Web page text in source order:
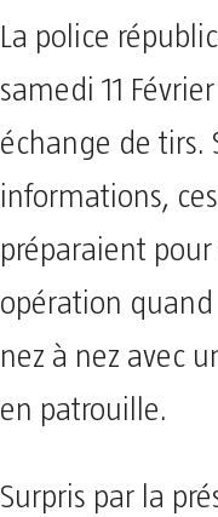
La police
samedi 11
échange de tirs.
informations,
préparaient
opération quand
nez à nez avec
en patrouille.
Surpris par la